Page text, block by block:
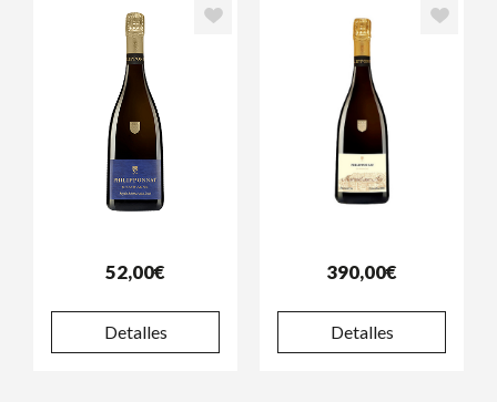
52,00€
Detalles
390,00€
Detalles